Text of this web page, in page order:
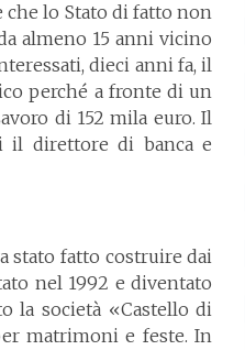
che lo Stato di fatto non
almeno 15 anni vicino
dieci anni fa, il
perché a fronte di un
di 152 mila euro. Il
il direttore di banca e
stato fatto costruire dai
nel 1992 e diventato
la società «Castello di
matrimoni e feste. In